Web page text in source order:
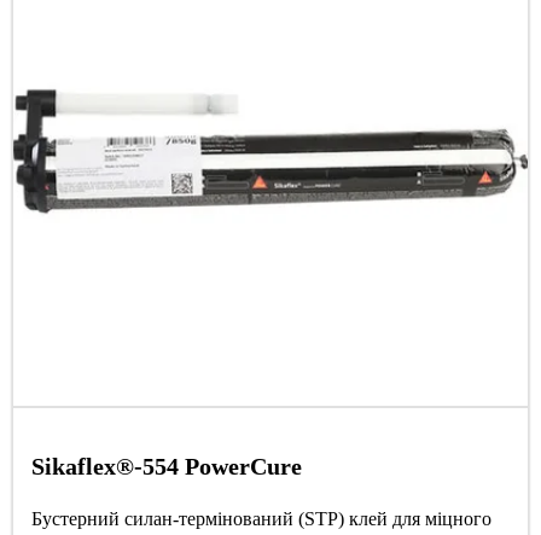
Sikaflex®-554 PowerCure
Бустерний силан-термінований (STP) клей для міцного